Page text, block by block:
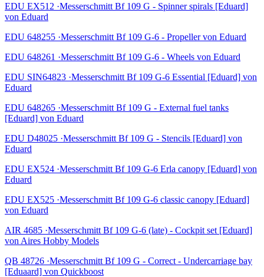
EDU EX512 ·Messerschmitt Bf 109 G - Spinner spirals [Eduard]
von Eduard
EDU 648255 ·Messerschmitt Bf 109 G-6 - Propeller von Eduard
EDU 648261 ·Messerschmitt Bf 109 G-6 - Wheels von Eduard
EDU SIN64823 ·Messerschmitt Bf 109 G-6 Essential [Eduard] von
Eduard
EDU 648265 ·Messerschmitt Bf 109 G - External fuel tanks
[Eduard] von Eduard
EDU D48025 ·Messerschmitt Bf 109 G - Stencils [Eduard] von
Eduard
EDU EX524 ·Messerschmitt Bf 109 G-6 Erla canopy [Eduard] von
Eduard
EDU EX525 ·Messerschmitt Bf 109 G-6 classic canopy [Eduard]
von Eduard
AIR 4685 ·Messerschmitt Bf 109 G-6 (late) - Cockpit set [Eduard]
von Aires Hobby Models
QB 48726 ·Messerschmitt Bf 109 G - Correct - Undercarriage bay
[Eduaard] von Quickboost